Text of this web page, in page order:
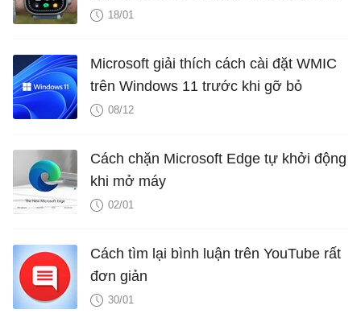
2025?
18/01
Microsoft giải thích cách cài đặt WMIC
trên Windows 11 trước khi gỡ bỏ
08/12
Cách chặn Microsoft Edge tự khởi động
khi mở máy
02/01
Cách tìm lại bình luận trên YouTube rất
đơn giản
30/01